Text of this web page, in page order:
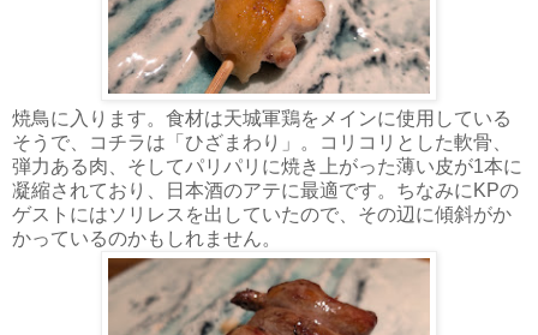
焼鳥に入ります。食材は天城軍鶏をメインに使用している
そうで、コチラは「ひざまわり」。コリコリとした軟骨、
弾力ある肉、そしてパリパリに焼き上がった薄い皮が1本に
凝縮されており、日本酒のアテに最適です。ちなみにKPの
ゲストにはソリレスを出していたので、その辺に傾斜がか
かっているのかもしれません。